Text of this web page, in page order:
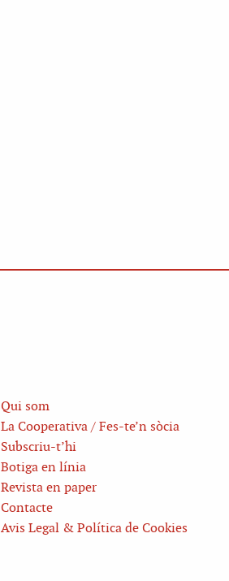
Qui som
La Cooperativa / Fes-te’n sòcia
Subscriu-t’hi
Botiga en línia
Revista en paper
Contacte
Avis Legal & Política de Cookies